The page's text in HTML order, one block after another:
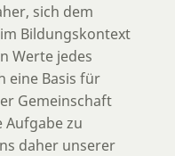
sich dem
Bildungskontext
Werte jedes
eine Basis für
Gemeinschaft
zu
daher unserer